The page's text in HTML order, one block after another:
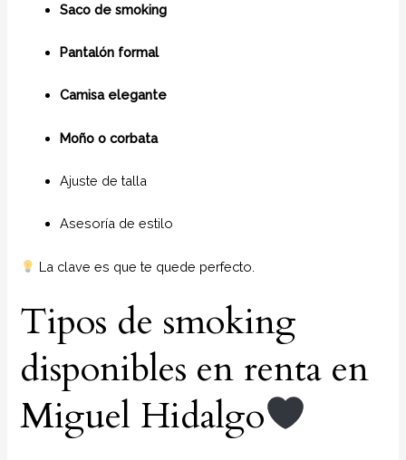
Saco de smoking
Pantalón formal
Camisa elegante
Moño o corbata
Ajuste de talla
Asesoría de estilo
La clave es que te quede perfecto.
Tipos de smoking
disponibles en renta en
Miguel Hidalgo